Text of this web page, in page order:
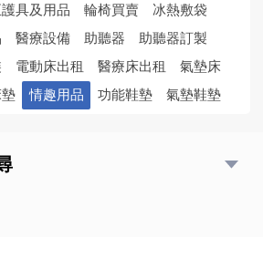
具及用品 輪椅買賣
冰熱敷袋
醫療設備 助聽器
助聽器訂製
電動床出租 醫療床出租
氣墊床
情趣用品 功能鞋墊 氣墊鞋墊